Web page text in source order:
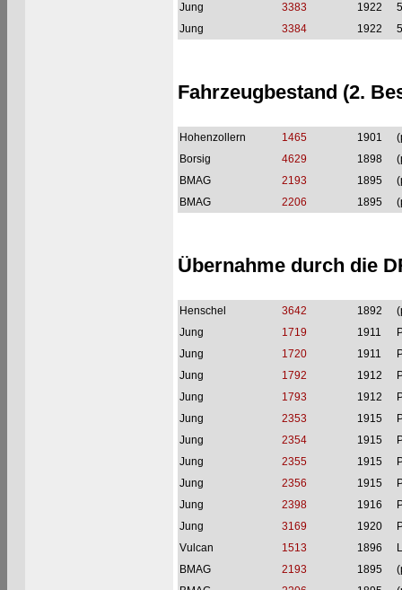
Jung
3383 1922
Jung
3384 1922
Fahrzeugbestand (2.
Hohenzollern 1465 1901
Borsig
4629 1898
BMAG
2193 1895
BMAG
2206 1895
Übernahme durch die
Henschel 3642 1892
Jung
1719 1911
Jung
1720 1911
Jung
1792 1912
Jung
1793 1912
Jung
2353 1915
Jung
2354 1915
Jung
2355 1915
Jung
2356 1915
Jung
2398 1916
Jung
3169 1920
Vulcan
1513 1896
BMAG
2193 1895